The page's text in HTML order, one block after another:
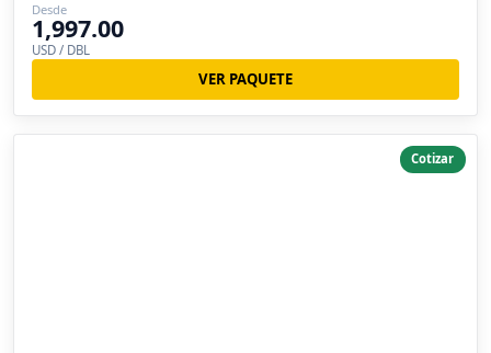
Desde
1,997.00
USD / DBL
VER PAQUETE
Cotizar